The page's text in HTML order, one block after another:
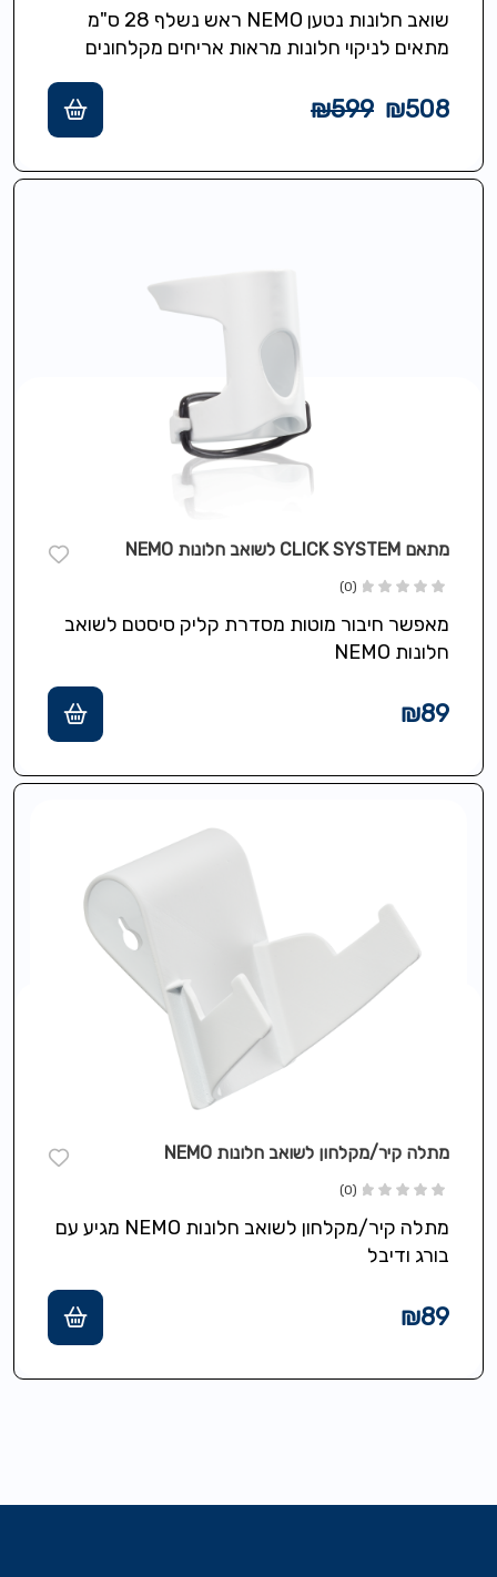
שואב חלונות נטען NEMO ראש נשלף 28 ס"מ
מתאים לניקוי חלונות מראות אריחים מקלחונים
₪599 ₪508
מתאם CLICK SYSTEM לשואב חלונות NEMO
(0)
מאפשר חיבור מוטות מסדרת קליק סיסטם לשואב
חלונות NEMO
₪89
מתלה קיר/מקלחון לשואב חלונות NEMO
(0)
מתלה קיר/מקלחון לשואב חלונות NEMO מגיע עם
בורג ודיבל
₪89